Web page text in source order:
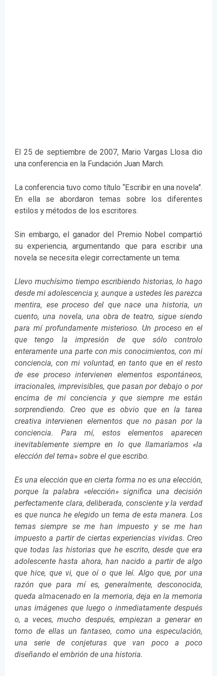
El 25 de septiembre de 2007, Mario Vargas Llosa dio
una conferencia en la Fundación Juan March.
La conferencia tuvo como título “Escribir en una novela”.
En ella se abordaron temas sobre los diferentes
estilos y métodos de los escritores.
Sin embargo, el ganador del Premio Nobel compartió
su experiencia, argumentando que para escribir una
novela se necesita elegir correctamente un tema:
Llevo muchísimo tiempo escribiendo historias, lo hago
desde mi adolescencia y, aunque a ustedes les parezca
mentira, ese proceso del que nace una historia, un
cuento, una novela, una obra de teatro, sigue siendo
para mí profundamente misterioso. Un proceso en el
que tengo la impresión de que sólo controlo
enteramente una parte con mis conocimientos, con mi
conciencia, con mi voluntad, en tanto que en el resto
de ese proceso intervienen elementos espontáneos,
irracionales, imprevisibles, que pasan por debajo o por
encima de mi conciencia y que siempre me están
sorprendiendo. Creo que es obvio que en la tarea
creativa intervienen elementos que no pasan por la
conciencia. Para mí, estos elementos aparecen
inevitablemente siempre en lo que llamaríamos «la
elección del tema» sobre el que escribo.
Es una elección que en cierta forma no es una elección,
porque la palabra «elección» significa una decisión
perfectamente clara, deliberada, consciente y la verdad
es que nunca he elegido un tema de esta manera. Los
temas siempre se me han impuesto y se me han
impuesto a partir de ciertas experiencias vividas. Creo
que todas las historias que he escrito, desde que era
adolescente hasta ahora, han nacido a partir de algo
que hice, que vi, que oí o que leí. Algo que, por una
razón que para mí es, generalmente, desconocida,
queda almacenado en la memoria, deja en la memoria
unas imágenes que luego o inmediatamente después
o, a veces, mucho después, empiezan a generar en
torno de ellas un fantaseo, como una especulación,
una serie de conjeturas que van poco a poco
diseñando el embrión de una historia.